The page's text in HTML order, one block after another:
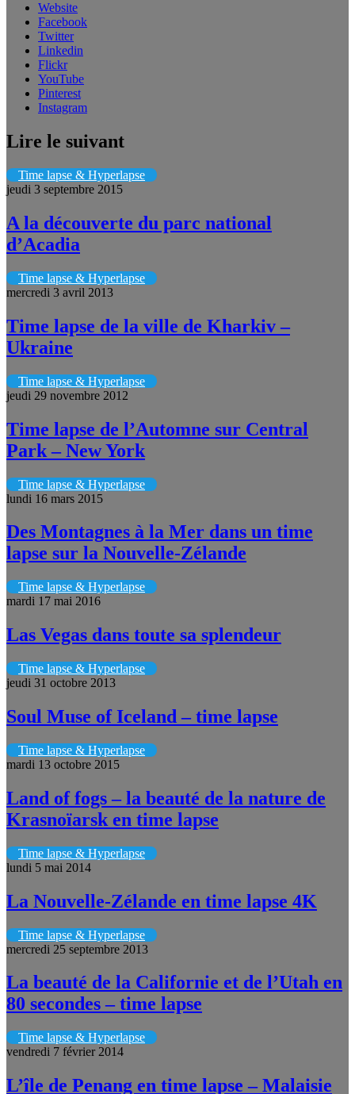
Website
Facebook
Twitter
Linkedin
Flickr
YouTube
Pinterest
Instagram
Lire le suivant
Time lapse & Hyperlapse
jeudi 3 septembre 2015
A la découverte du parc national
d’Acadia
Time lapse & Hyperlapse
mercredi 3 avril 2013
Time lapse de la ville de Kharkiv –
Ukraine
Time lapse & Hyperlapse
jeudi 29 novembre 2012
Time lapse de l’Automne sur Central
Park – New York
Time lapse & Hyperlapse
lundi 16 mars 2015
Des Montagnes à la Mer dans un time
lapse sur la Nouvelle-Zélande
Time lapse & Hyperlapse
mardi 17 mai 2016
Las Vegas dans toute sa splendeur
Time lapse & Hyperlapse
jeudi 31 octobre 2013
Soul Muse of Iceland – time lapse
Time lapse & Hyperlapse
mardi 13 octobre 2015
Land of fogs – la beauté de la nature de
Krasnoïarsk en time lapse
Time lapse & Hyperlapse
lundi 5 mai 2014
La Nouvelle-Zélande en time lapse 4K
Time lapse & Hyperlapse
mercredi 25 septembre 2013
La beauté de la Californie et de l’Utah en
80 secondes – time lapse
Time lapse & Hyperlapse
vendredi 7 février 2014
L’île de Penang en time lapse – Malaisie